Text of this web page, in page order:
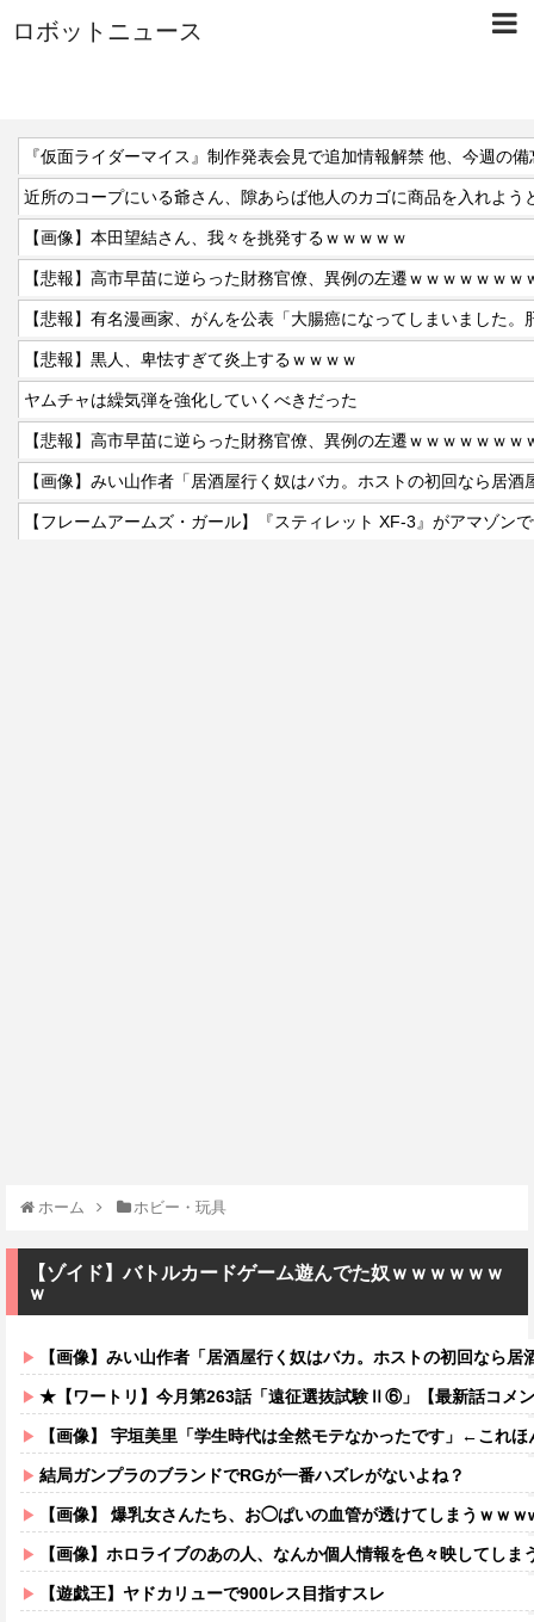
ロボットニュース
近所のコープにいる爺さん、隙あらば他人のカゴに商品を入れよう
【画像】本田望結さん、我々を挑発するｗｗｗｗｗ
【悲報】高市早苗に逆らった財務官僚、異例の左遷ｗｗｗｗｗｗｗ
【悲報】黒人、卑怯すぎて炎上するｗｗｗｗ
ヤムチャは繰気弾を強化していくべきだった
【悲報】高市早苗に逆らった財務官僚、異例の左遷ｗｗｗｗｗｗｗ
【フレームアームズ・ガール】『スティレット XF-3』がアマゾン
ホーム ホビー・玩具
【ゾイド】バトルカードゲーム遊んでた奴ｗｗｗｗｗｗ
ｗ
【画像】みい山作者「居酒屋行く奴はバカ。ホストの初回なら居酒屋より安く飲
★【ワートリ】今月第263話「遠征選抜試験Ⅱ⑥」【最新話コメ
【画像】 宇垣美里「学生時代は全然モテなかったです」←これ
結局ガンプラのブランドでRGが一番ハズレがないよね？
【画像】 爆乳女さんたち、お◯ぱいの血管が透けてしまうｗｗ
【画像】ホロライブのあの人、なんか個人情報を色々映してしま
【遊戯王】ヤドカリューで900レス目指すスレ